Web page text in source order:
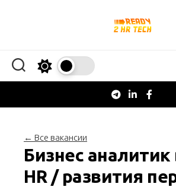
← Все вакансии
Бизнес аналитик
HR / развития